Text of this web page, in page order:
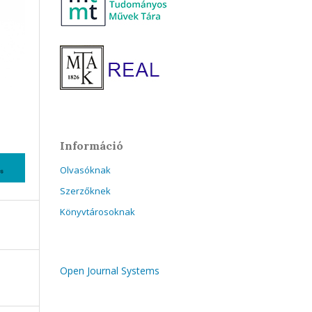
Információ
Olvasóknak
Szerzőknek
Könyvtárosoknak
Open Journal Systems